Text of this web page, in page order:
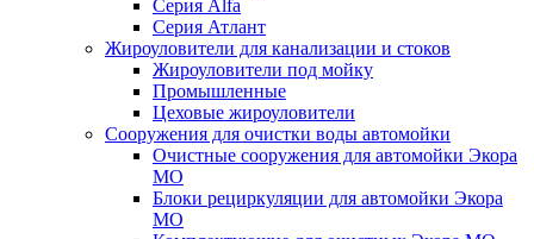
Серия Alfa
Серия Атлант
Жироуловители для канализации и стоков
Жироуловители под мойку
Промышленные
Цеховые жироуловители
Сооружения для очистки воды автомойки
Очистные сооружения для автомойки Экора
МО
Блоки рециркуляции для автомойки Экора
МО